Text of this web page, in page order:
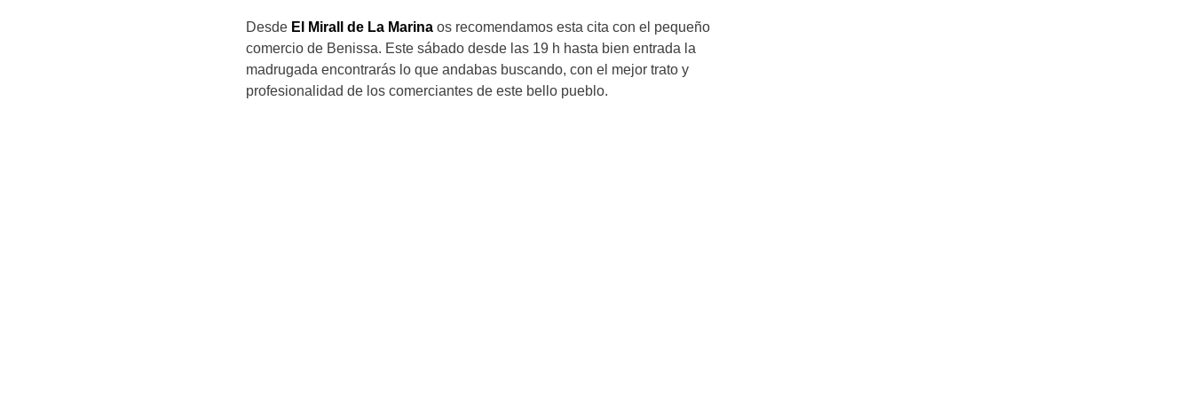
Desde El Mirall de La Marina os recomendamos esta cita con el pequeño
comercio de Benissa. Este sábado desde las 19 h hasta bien entrada la
madrugada encontrarás lo que andabas buscando, con el mejor trato y
profesionalidad de los comerciantes de este bello pueblo.